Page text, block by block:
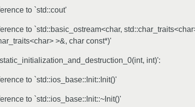
to `std::cout'
to `std::basic_ostream<char,
>&, char const*)'
int)':
to `std::ios_base::Init::Init()'
to `std::ios_base::Init::~Init()'